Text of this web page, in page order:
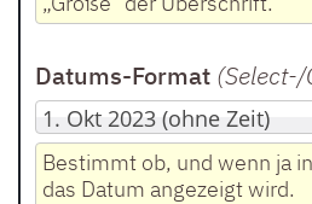
Datums-Format
Bestimmt ob, und wenn ja
das Datum angezeigt wird.